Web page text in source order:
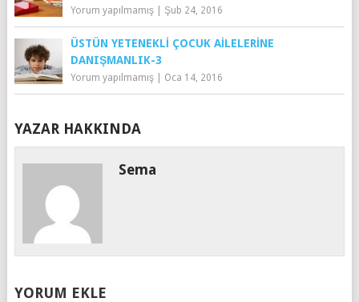
Yorum yapılmamış| Şub 24, 2016
ÜSTÜN YETENEKLI ÇOCUK AILELERINE
DANIŞMANLIK-3
Yorum yapılmamış| Oca 14, 2016
YAZAR HAKKINDA
Sema
YORUM EKLE